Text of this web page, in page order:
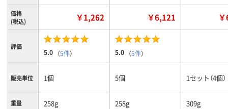
価格
(税込)
￥1,262 ￥6,121
評価
5.0 （5件） 5.0 （5件）
販売単位 1個 5個 1セット（4個）
重量 258g 258g 309g